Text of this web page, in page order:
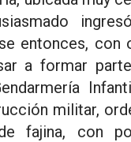
entonces, con
a formar
militar,
fajina, con